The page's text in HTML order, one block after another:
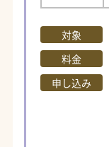
対象
料金
申し込み